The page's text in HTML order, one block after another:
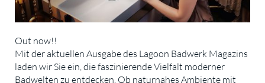
Out now!!
Mit der aktuellen Ausgabe des Lagoon Badwerk Magazins
laden wir Sie ein, die faszinierende Vielfalt moderner
Badwelten zu entdecken. Ob naturnahes Ambiente mit